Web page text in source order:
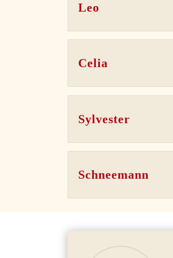
Leo
Celia
Sylvester
Schneemann